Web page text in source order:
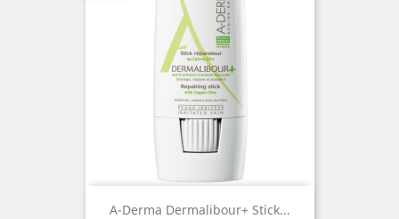
A-Derma Dermalibour+ Stick...